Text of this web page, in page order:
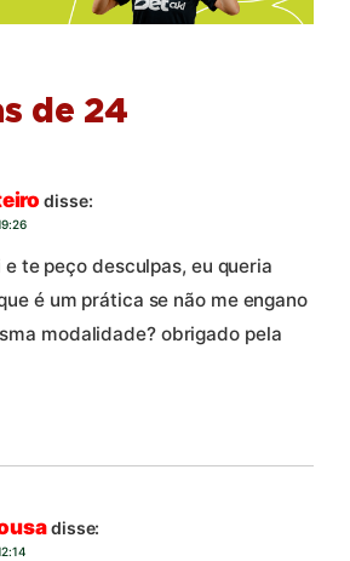
de 24
disse:
te peço desculpas, eu queria
é um prática se não me engano
modalidade? obrigado pela
disse: